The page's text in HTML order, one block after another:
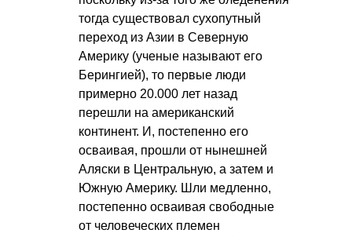
тогда существовал сухопутный
переход из Азии в Северную
Америку (ученые называют его
Берингией), то первые люди
примерно 20.000 лет назад
перешли на американский
континент. И, постепенно его
осваивая, прошли от нынешней
Аляски в Центральную, а затем и
Южную Америку. Шли медленно,
постепенно осваивая свободные
от человеческих племен